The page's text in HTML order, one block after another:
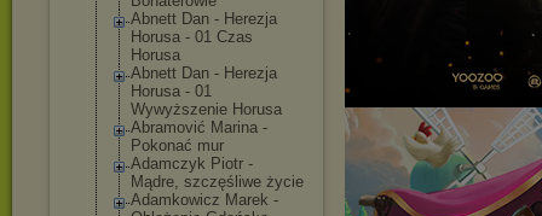
Abnett Dan - Herezja
Horusa - 01 Czas
Horusa
Abnett Dan - Herezja
Horusa - 01
Wywyższenie Horusa
Abramović Marina -
Pokonać mur
Adamczyk Piotr -
Mądre, szczęśliwe życie
Adamkowicz Marek -